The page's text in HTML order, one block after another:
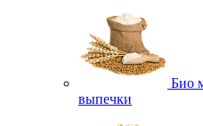
Био
выпечки